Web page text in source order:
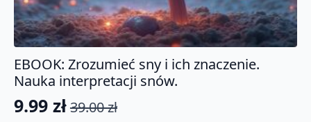
EBOOK: Zrozumieć sny i ich znaczenie.
Nauka interpretacji snów.
39.00zł
Pierwotna
9.99 zł
Aktualna